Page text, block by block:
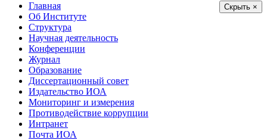
Скрыть ×
Главная
Об Институте
Структура
Научная деятельность
Конференции
Журнал
Образование
Диссертационный совет
Издательство ИОА
Мониторинг и измерения
Противодействие коррупции
Интранет
Почта ИОА